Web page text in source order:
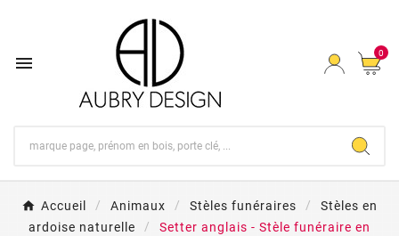
 0
Accueil Animaux Stèles funéraires
Stèles en
ardoise naturelle
Setter anglais - Stèle funéraire en